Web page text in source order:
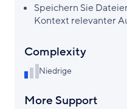
Speichern Sie
Kontext relevanter
Complexity
Niedrige
More Support